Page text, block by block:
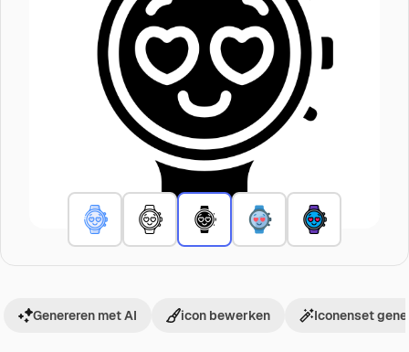
Genereren met AI icon bewerken Iconenset